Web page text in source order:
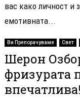
вас како личност и
емотивната...
Ви Препорачуваме Свет
Шерон
фризурата